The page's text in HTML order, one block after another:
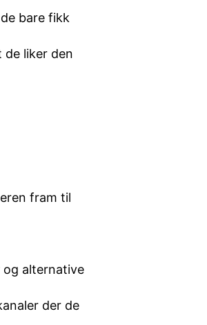
bare fikk
de liker den
fram til
alternative
der de